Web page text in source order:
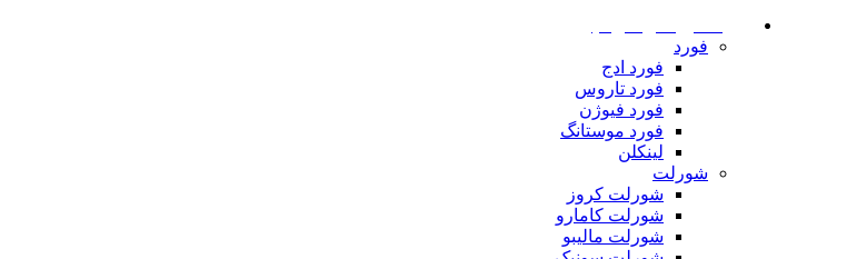
فورد
فورد ادج
فورد تاروس
فورد فیوژن
فورد موستانگ
لینکلن
شورلت
شورلت کروز
شورلت کامارو
شورلت مالیبو